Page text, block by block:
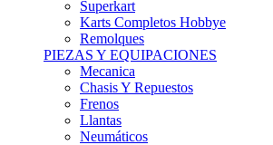
Superkart
Karts Completos Hobbye
Remolques
PIEZAS Y EQUIPACIONES
Mecanica
Chasis Y Repuestos
Frenos
Llantas
Neumáticos